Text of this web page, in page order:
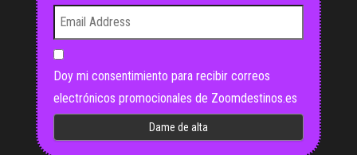
Doy mi consentimiento para recibir correos
electrónicos promocionales de Zoomdestinos.es